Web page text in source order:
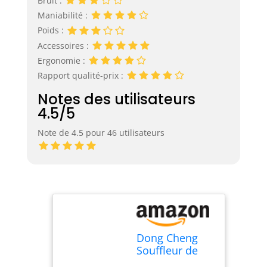
Maniabilité :
Poids :
Accessoires :
Ergonomie :
Rapport qualité-prix :
Notes des utilisateurs
4.5/5
Note de 4.5 pour 46 utilisateurs
Dong Cheng
Souffleur de